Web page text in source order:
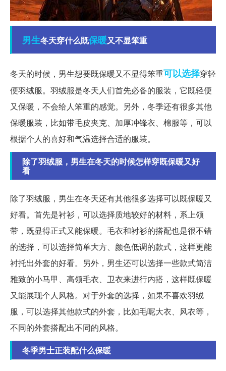
男生冬天穿什么既保暖又不显笨重
冬天的时候，男生想要既保暖又不显得笨重可以选择穿轻
便羽绒服。羽绒服是冬天人们首先必备的服装，它既轻便
又保暖，不会给人笨重的感觉。另外，冬季还有很多其他
保暖服装，比如带毛皮夹克、加厚冲锋衣、棉服等，可以
根据个人的喜好和气温选择合适的服装。
除了羽绒服，男生在冬天的时候怎样穿既保暖又好
看
除了羽绒服，男生在冬天还有其他很多选择可以既保暖又
好看。首先是衬衫，可以选择质地较好的材料，系上领
带，既显得正式又能保暖。毛衣和衬衫的搭配也是很不错
的选择，可以选择简单大方、颜色低调的款式，这样更能
衬托出外套的好看。另外，男生还可以选择一些款式简洁
雅致的小马甲、高领毛衣、卫衣来进行内搭，这样既保暖
又能展现个人风格。对于外套的选择，如果不喜欢羽绒
服，可以选择其他款式的外套，比如毛呢大衣、风衣等，
不同的外套搭配出不同的风格。
冬季男士正装配什么保暖